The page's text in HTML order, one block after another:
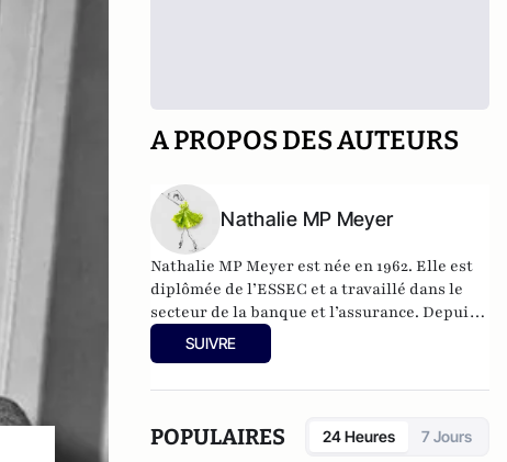
A PROPOS DES AUTEURS
Nathalie MP Meyer
Nathalie MP Meyer est née en 1962. Elle est
diplômée de l’ESSEC et a travaillé dans le
secteur de la banque et l’assurance. Depuis
2015, elle tient Le Blog de Nathalie MP avec
l’objectif de faire connaître le libéralisme et
France aussi bien sur le plan des libertés
individuelles que sur celui de la prospérité
SUIVRE
POPULAIRES 24 Heures 7 Jours